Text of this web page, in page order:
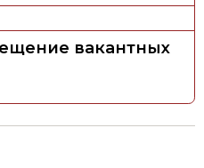
вакантных